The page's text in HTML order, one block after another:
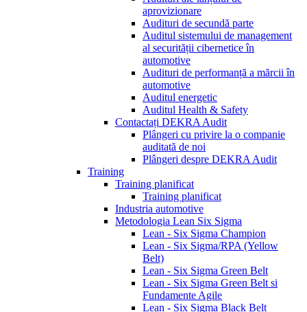
aprovizionare
Audituri de secundă parte
Auditul sistemului de management
al securității cibernetice în
automotive
Audituri de performanță a mărcii în
automotive
Auditul energetic
Auditul Health & Safety
Contactați DEKRA Audit
Plângeri cu privire la o companie
auditată de noi
Plângeri despre DEKRA Audit
Training
Training planificat
Training planificat
Industria automotive
Metodologia Lean Six Sigma
Lean - Six Sigma Champion
Lean - Six Sigma/RPA (Yellow
Belt)
Lean - Six Sigma Green Belt
Lean - Six Sigma Green Belt si
Fundamente Agile
Lean - Six Sigma Black Belt